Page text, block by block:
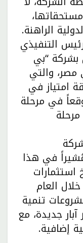
الراهنة.
التنفيذي
بشركة “بي
والتي
في 14 منطقة امتياز في
بإجمالي 12 موقعاً في مرحلة
مُشيراً في هذا
خلال العام
لتمويل مشروعات تنمية
جديدة، مع
إضافية.